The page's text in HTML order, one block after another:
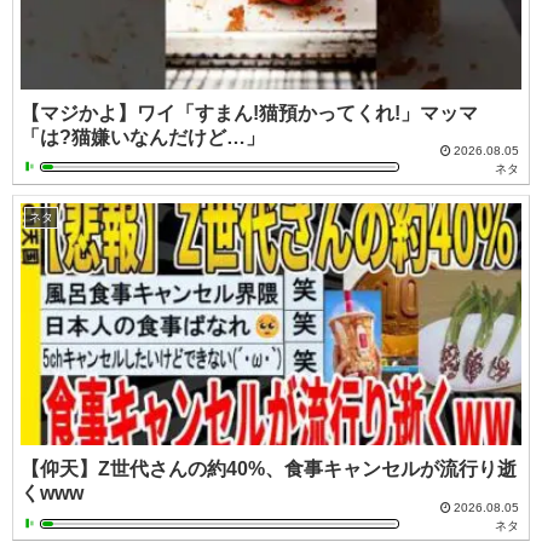
【マジかよ】ワイ「すまん!猫預かってくれ!」マッマ
「は?猫嫌いなんだけど…」
2026.08.05
ネタ
ネタ
【仰天】Z世代さんの約40%、食事キャンセルが流行り逝
くwww
2026.08.05
ネタ